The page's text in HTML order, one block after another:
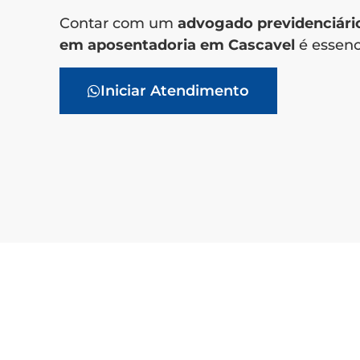
Contar com um advogado
em aposentadoria em Cascavel é
Iniciar Atendimento